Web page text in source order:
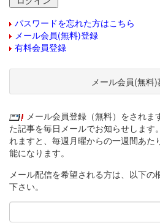
パスワードを忘れた方はこちら
メール会員(無料)登録
有料会員登録
メール会員(無料)
メール会員登録（無料）をされま
た記事を毎日メールでお知らせします
れますと、毎週月曜からの一週間あた
能になります。
メール配信を希望される方は、以下の
下さい。